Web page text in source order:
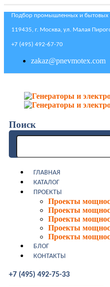
Подбор промышленных и бытовых
119435, г. Москва, ул. Малая
+7 (495) 492-67-70
zakaz@pnevmotex.com
Поиск
ГЛАВНАЯ
КАТАЛОГ
ПРОЕКТЫ
Проекты
Проекты
Проекты
Проекты
Проекты
БЛОГ
КОНТАКТЫ
+7 (495) 492-75-33